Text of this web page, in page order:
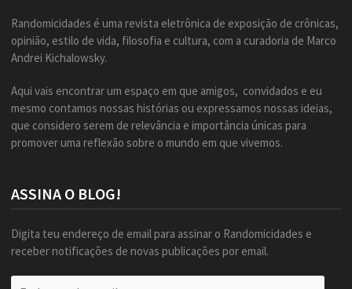
Randomicidades é uma revista eletrônica de exposição de crônicas,
opinião, estilo de vida, filosofia e cultura, com a curadoria de Marco
Andrei Kichalowsky.
Aqui vais encontrar um espaço em que amigos, convidados e eu
mesmo contamos nossas histórias ou expressamos nossas ideias,
que considero serem de relevância e importância únicas para
promover uma reflexão sobre o mundo em que vivemos.
ASSINA O BLOG!
Digita teu endereço de email para assinar o Randomicidades e
receber notificações de novas publicações por email.